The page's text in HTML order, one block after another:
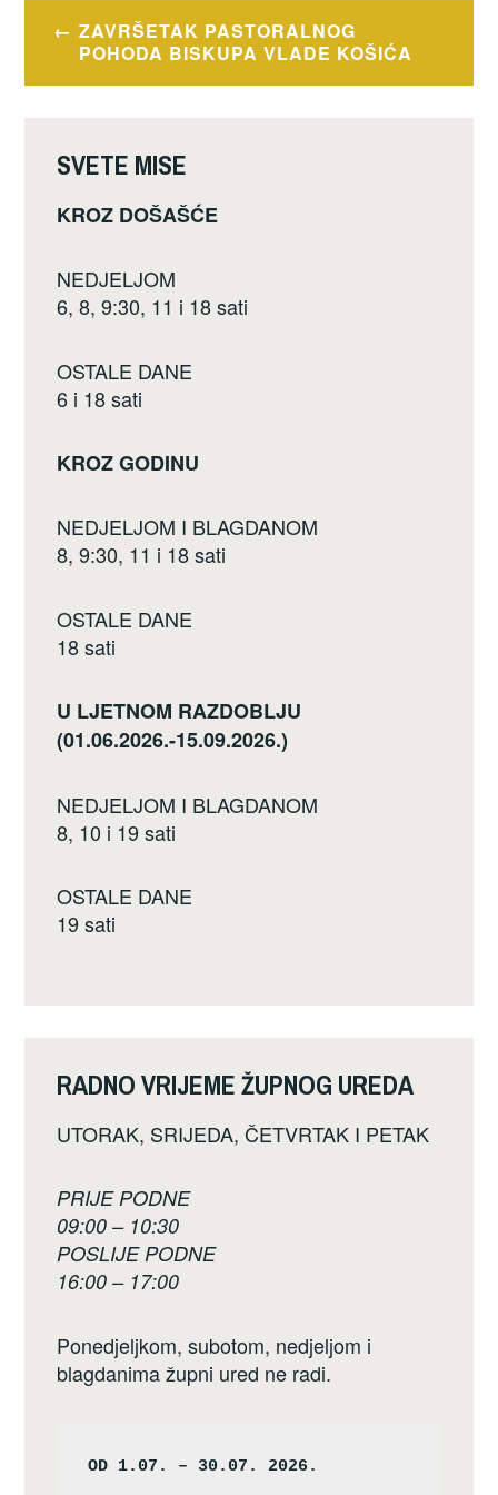
e
b
o
k
er e
Navigacija
objava
ZAVRŠETAK PASTORALNOG
POHODA BISKUPA VLADE KOŠIĆA
SVETE MISE
KROZ DOŠAŠĆE
NEDJELJOM
6, 8, 9:30, 11 i 18 sati
OSTALE DANE
6 i 18 sati
KROZ GODINU
NEDJELJOM I BLAGDANOM
8, 9:30, 11 i 18 sati
OSTALE DANE
18 sati
U LJETNOM RAZDOBLJU
(01.06.2026.-15.09.2026.)
NEDJELJOM I BLAGDANOM
8, 10 i 19 sati
OSTALE DANE
19 sati
RADNO VRIJEME ŽUPNOG UREDA
UTORAK, SRIJEDA, ČETVRTAK I PETAK
PRIJE PODNE
09:00 – 10:30
POSLIJE PODNE
16:00 – 17:00
Ponedjeljkom, subotom, nedjeljom i
blagdanima župni ured ne radi.
OD 1.07. – 30.07. 2026.